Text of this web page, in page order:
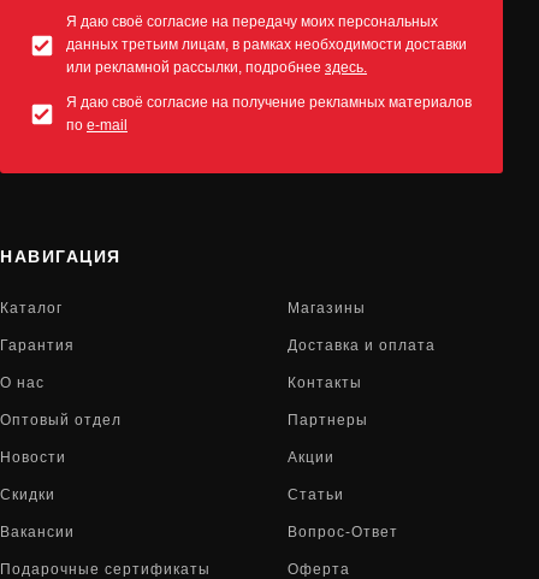
Я даю своё согласие на передачу моих персональных
данных третьим лицам, в рамках необходимости доставки
или рекламной рассылки, подробнее здесь.
Я даю своё согласие на получение рекламных материалов
по e-mail
НАВИГАЦИЯ
Каталог Магазины
Гарантия Доставка и оплата
О нас Контакты
Оптовый отдел Партнеры
Новости Акции
Скидки Статьи
Вакансии Вопрос-Ответ
Подарочные сертификаты Оферта